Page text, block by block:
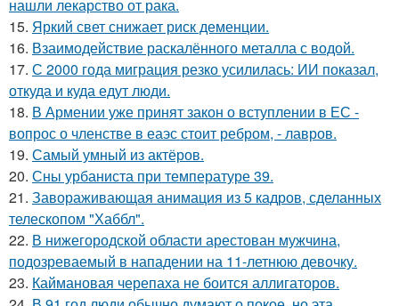
нашли лекарство от рака.
15. Яркий свет снижает риск деменции.
16. Взаимодействие раскалённого металла с водой.
17. С 2000 года миграция резко усилилась: ИИ показал,
откуда и куда едут люди.
18. В Армении уже принят закон о вступлении в ЕС -
вопрос о членстве в еаэс стоит ребром, - лавров.
19. Самый умный из актёров.
20. Сны урбаниста при температуре 39.
21. Завораживающая анимация из 5 кадров, сделанных
телескопом "Хаббл".
22. В нижегородской области арестован мужчина,
подозреваемый в нападении на 11-летнюю девочку.
23. Каймановая черепаха не боится аллигаторов.